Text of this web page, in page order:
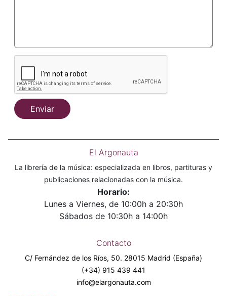
Enviar
El Argonauta
La librería de la música: especializada en libros, partituras y
publicaciones relacionadas con la música.
Horario:
Lunes a Viernes, de 10:00h a 20:30h
Sábados de 10:30h a 14:00h
Contacto
C/ Fernández de los Ríos, 50. 28015 Madrid (España)
(+34) 915 439 441
info@elargonauta.com